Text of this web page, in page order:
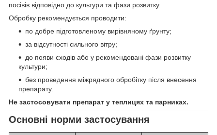
посівів відповідно до культури та фази розвитку.
Обробку рекомендується проводити:
по добре підготовленому вирівняному ґрунту;
за відсутності сильного вітру;
до появи сходів або у рекомендовані фази розвитку
культури;
без проведення міжрядного обробітку після внесення
препарату.
Не застосовувати препарат у теплицях та парниках.
Основні норми застосування